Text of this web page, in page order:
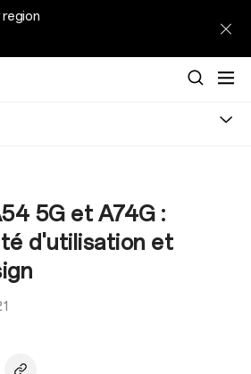
5G et A74G :
d'utilisation et